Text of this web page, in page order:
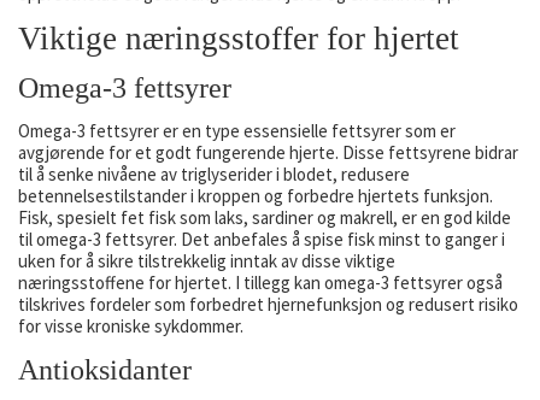
Viktige næringsstoffer for hjertet
Omega-3 fettsyrer
Omega-3 fettsyrer er en type essensielle fettsyrer som er
avgjørende for et godt fungerende hjerte. Disse fettsyrene bidrar
til å senke nivåene av triglyserider i blodet, redusere
betennelsestilstander i kroppen og forbedre hjertets funksjon.
Fisk, spesielt fet fisk som laks, sardiner og makrell, er en god kilde
til omega-3 fettsyrer. Det anbefales å spise fisk minst to ganger i
uken for å sikre tilstrekkelig inntak av disse viktige
næringsstoffene for hjertet. I tillegg kan omega-3 fettsyrer også
tilskrives fordeler som forbedret hjernefunksjon og redusert risiko
for visse kroniske sykdommer.
Antioksidanter